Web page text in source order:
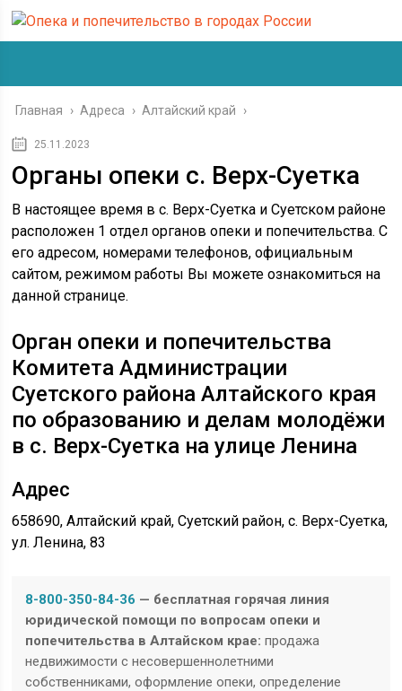
Главная › Адреса › Алтайский край ›
25.11.2023
Органы опеки с. Верх-Суетка
В настоящее время в с. Верх-Суетка и Суетском районе
расположен 1 отдел органов опеки и попечительства. С
его адресом, номерами телефонов, официальным
сайтом, режимом работы Вы можете ознакомиться на
данной странице.
Орган опеки и попечительства
Комитета Администрации
Суетского района Алтайского края
по образованию и делам молодёжи
в с. Верх-Суетка на улице Ленина
Адрес
658690, Алтайский край, Суетский район, с. Верх-Суетка,
ул. Ленина, 83
8-800-350-84-36 — бесплатная горячая линия
юридической помощи по вопросам опеки и
попечительства в Алтайском крае:продажа
недвижимости с несовершеннолетними
собственниками, оформление опеки, определение